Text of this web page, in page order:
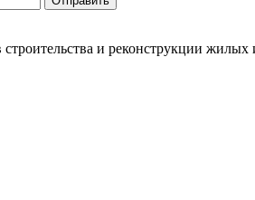
строительства и реконструкции